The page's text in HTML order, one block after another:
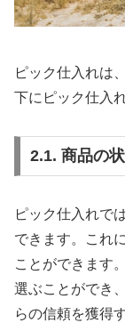
ピック仕入れは
下にピック仕入
2.1. 商品の
ピック仕入れで
できます。これ
ことができます
選ぶことができ
らの信頼を獲得